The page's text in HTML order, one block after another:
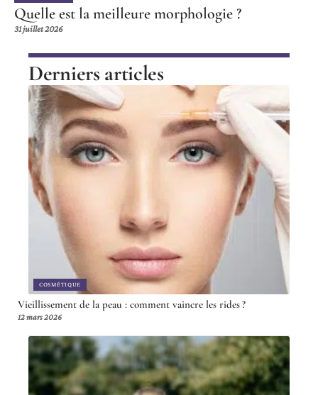
Quelle est la meilleure morphologie ?
31 juillet 2026
Derniers articles
COSMÉTIQUE
Vieillissement de la peau : comment vaincre les rides ?
12 mars 2026